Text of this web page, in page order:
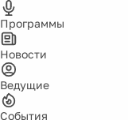
Программы
Новости
Ведущие
События